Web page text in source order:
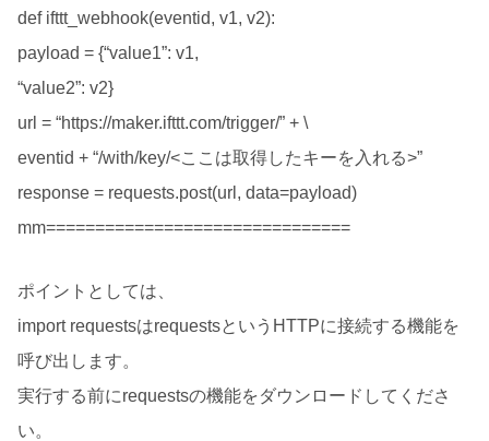
def ifttt_webhook(eventid, v1, v2):
payload = {“value1”: v1,
“value2”: v2}
url = “https://maker.ifttt.com/trigger/” + \
eventid + “/with/key/<ここは取得したキーを入れる>”
response = requests.post(url, data=payload)
mm===============================
ポイントとしては、
import requestsはrequestsというHTTPに接続する機能を
呼び出します。
実行する前にrequestsの機能をダウンロードしてくださ
い。